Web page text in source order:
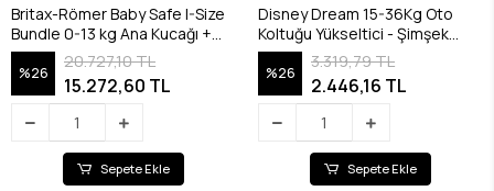
Britax-Römer Baby Safe I-Size
Bundle 0-13 kg Ana Kucağı +
Baza / Flame Red
%26
20.727,10 TL
15.272,60 TL
Sepete Ekle
Disney Dream 15-36Kg Oto
Koltuğu Yükseltici - Şimşek
McQueen
%26
3.319,79 TL
2.446,16 TL
Sepete Ekle